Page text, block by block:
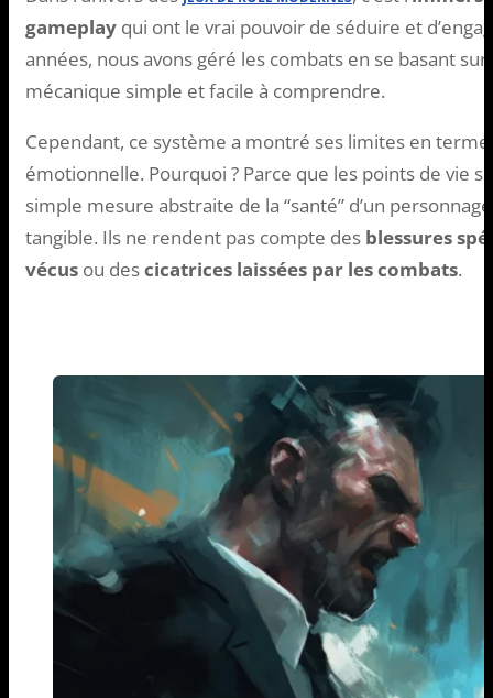
gameplay qui ont le vrai pouvoir de séduire et
années, nous avons géré les combats en se basant
mécanique simple et facile à comprendre.
Cependant, ce système a montré ses limites en
émotionnelle. Pourquoi ? Parce que les points de vie
simple mesure abstraite de la “santé” d’un
tangible. Ils ne rendent pas compte des blessures
vécus ou descicatrices laissées par les combats.